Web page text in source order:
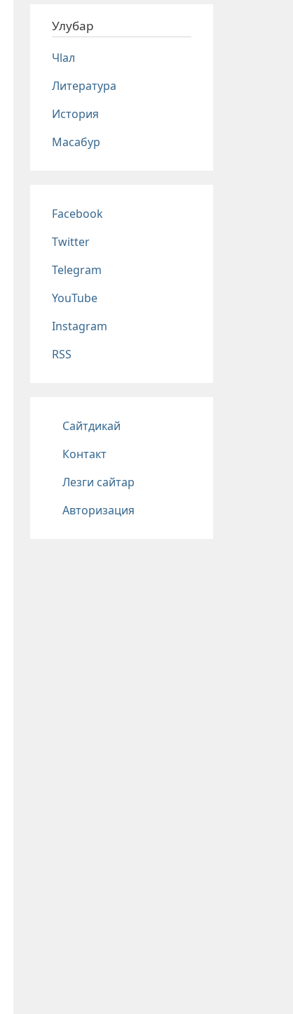
Улубар
Чlал
Литература
История
Масабур
Соц сети
Facebook
Twitter
Telegram
YouTube
Instagram
RSS
Подвал
Сайтдикай
Контакт
Лезги сайтар
Авторизация